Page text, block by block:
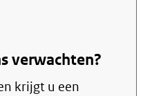
verwachten?
krijgt u een